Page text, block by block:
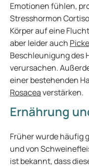
Emotionen fühlen,
Stresshormon
Körper auf eine
aber leider auch
Beschleunigung des
verursachen.
einer bestehenden
Rosaceaverstärken.
Ernährung
Früher wurde häufig
und von
ist bekannt, dass